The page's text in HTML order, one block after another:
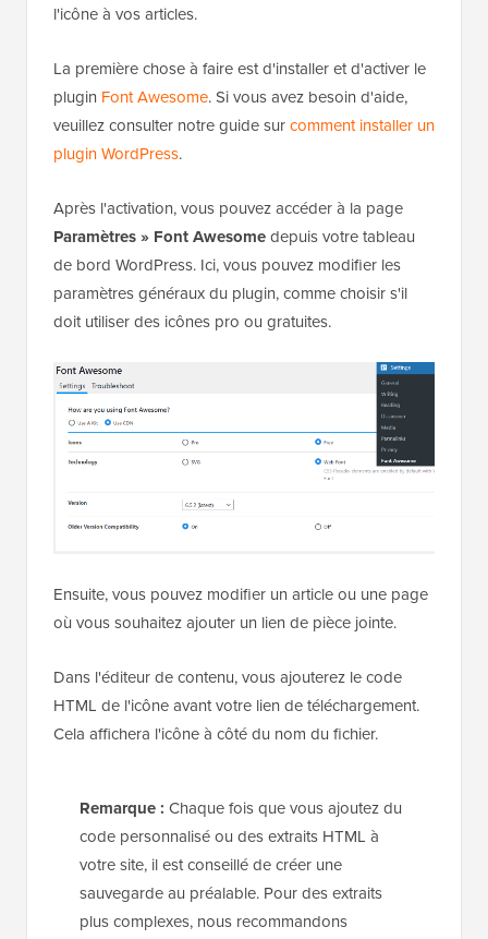
l'icône à vos articles.
La première chose à faire est d'installer et d'activer le
plugin Font Awesome. Si vous avez besoin d'aide,
veuillez consulter notre guide surcomment installer un
plugin WordPress.
Après l'activation, vous pouvez accéder à la page
Paramètres » Font Awesomedepuis votre tableau
de bord WordPress. Ici, vous pouvez modifier les
paramètres généraux du plugin, comme choisir s'il
doit utiliser des icônes pro ou gratuites.
Ensuite, vous pouvez modifier un article ou une page
où vous souhaitez ajouter un lien de pièce jointe.
Dans l'éditeur de contenu, vous ajouterez le code
HTML de l'icône avant votre lien de téléchargement.
Cela affichera l'icône à côté du nom du fichier.
Remarque : Chaque fois que vous ajoutez du
code personnalisé ou des extraits HTML à
votre site, il est conseillé de créer une
sauvegarde au préalable. Pour des extraits
plus complexes, nous recommandons